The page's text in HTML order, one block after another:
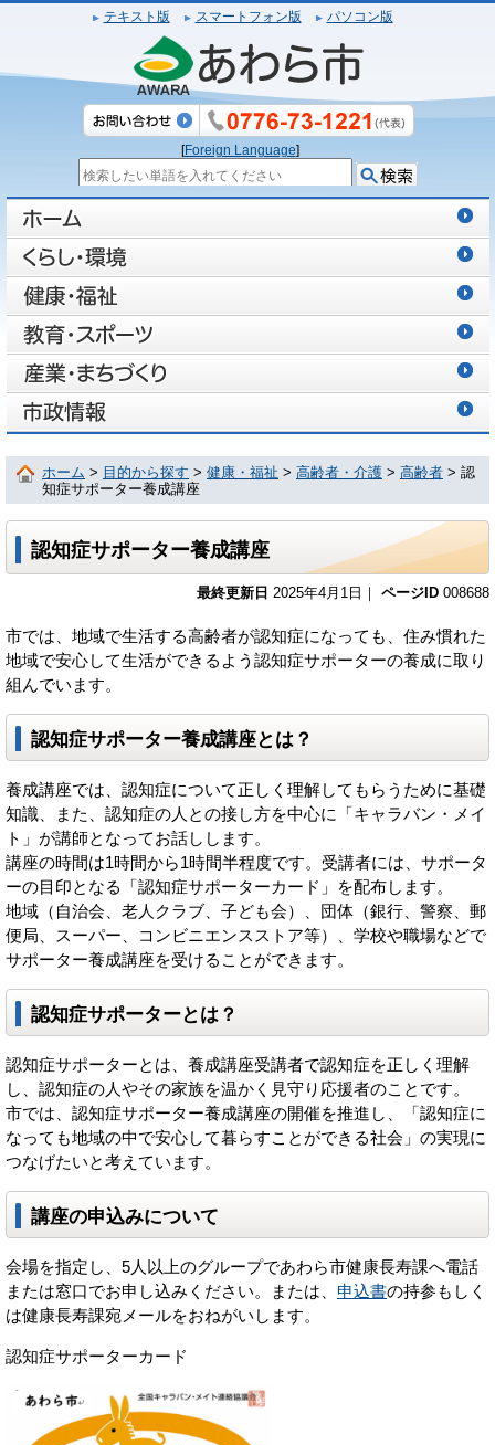
テキスト版 スマートフォン版 パソコン版
[Foreign Language]
ホーム > 目的から探す > 健康・福祉 > 高齢者・介護 > 高齢者 > 認
知症サポーター養成講座
認知症サポーター養成講座
最終更新日 2025年4月1日｜ ページID 008688
市では、地域で生活する高齢者が認知症になっても、住み慣れた
地域で安心して生活ができるよう認知症サポーターの養成に取り
組んでいます。
認知症サポーター養成講座とは？
養成講座では、認知症について正しく理解してもらうために基礎
知識、また、認知症の人との接し方を中心に「キャラバン・メイ
ト」が講師となってお話しします。
講座の時間は1時間から1時間半程度です。受講者には、サポータ
ーの目印となる「認知症サポーターカード」を配布します。
地域（自治会、老人クラブ、子ども会）、団体（銀行、警察、郵
便局、スーパー、コンビニエンスストア等）、学校や職場などで
サポーター養成講座を受けることができます。
認知症サポーターとは？
認知症サポーターとは、養成講座受講者で認知症を正しく理解
し、認知症の人やその家族を温かく見守り応援者のことです。
市では、認知症サポーター養成講座の開催を推進し、「認知症に
なっても地域の中で安心して暮らすことができる社会」の実現に
つなげたいと考えています。
講座の申込みについて
会場を指定し、5人以上のグループであわら市健康長寿課へ電話
または窓口でお申し込みください。または、 申込書の持参もしく
は健康長寿課宛メールをおねがいします。
認知症サポーターカード